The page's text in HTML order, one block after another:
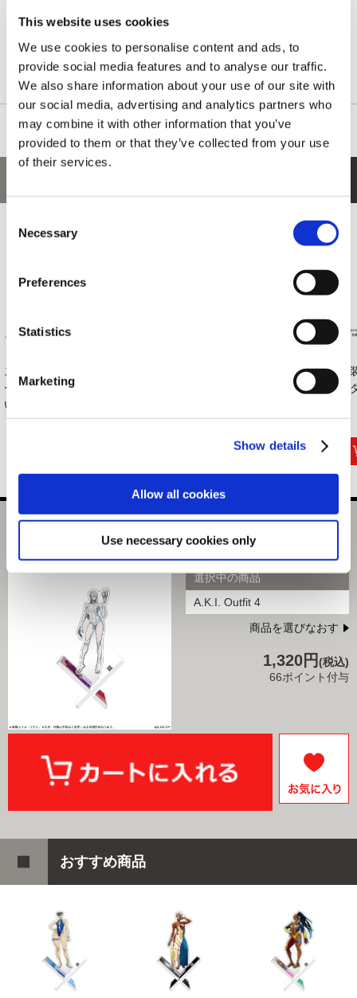
This website uses cookies
We use cookies to personalise content and ads, to
provide social media features and to analyse our traffic.
We also share information about your use of our site with
our social media, advertising and analytics partners who
may combine it with other information that you’ve
provided to them or that they’ve collected from your use
of their services.
Selection
Necessary
Preferences
Statistics
Marketing
Show details
Allow all cookies
Use necessary cookies only
イラストを使用したアクリルスタンドを販売いたします。
で置くことができるバッテン型のアクリルスタンドです。
お気に入りのキャラクターたちを集めて並べよう！
ストリートファイタ
ー6 デフォルメぬ
い...
3,630円 3,520円
バッテンアクリルス
タンド ストリート...
1,320円
選択中の商品
A.K.I. Outfit 4
商品を選びなおす
1,320円(税込)
66ポイント付与
おすすめ商品